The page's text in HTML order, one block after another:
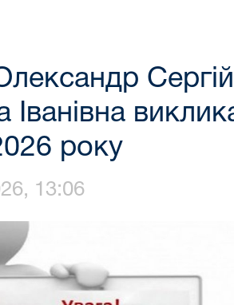
року
13:06